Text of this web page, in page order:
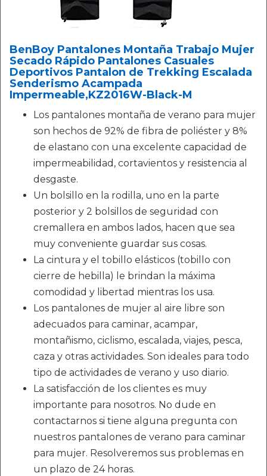
BenBoy Pantalones Montaña Trabajo Mujer
Secado Rápido Pantalones Casuales
Deportivos Pantalon de Trekking Escalada
Senderismo Acampada
Impermeable,KZ2016W-Black-M
Los pantalones montaña de verano para mujer
son hechos de 92% de fibra de poliéster y 8%
de elastano con una excelente capacidad de
impermeabilidad, cortavientos y resistencia al
desgaste.
Un bolsillo en la rodilla, uno en la parte
posterior y 2 bolsillos de seguridad con
cremallera en ambos lados, hacen que sea
muy conveniente guardar sus cosas.
La cintura y el tobillo elásticos (tobillo con
cierre de hebilla) le brindan la máxima
comodidad y libertad mientras los usa.
Los pantalones de mujer al aire libre son
adecuados para caminar, acampar,
montañismo, ciclismo, escalada, viajes, pesca,
caza y otras actividades. Son ideales para todo
tipo de actividades de verano y uso diario.
La satisfacción de los clientes es muy
importante para nosotros. No dude en
contactarnos si tiene alguna pregunta con
nuestros pantalones de verano para caminar
para mujer. Resolveremos sus problemas en
un plazo de 24 horas.